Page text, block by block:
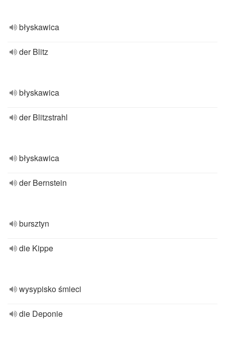
błyskawica
der Blitz
błyskawica
der Blitzstrahl
błyskawica
der Bernstein
bursztyn
die Kippe
wysypisko śmieci
die Deponie